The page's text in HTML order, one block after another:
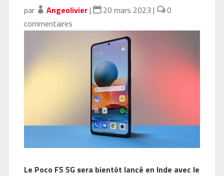
par Angeolivier| 20 mars 2023 |
0
commentaires
Le Poco F5 5G sera bientôt lancé en Inde avec le